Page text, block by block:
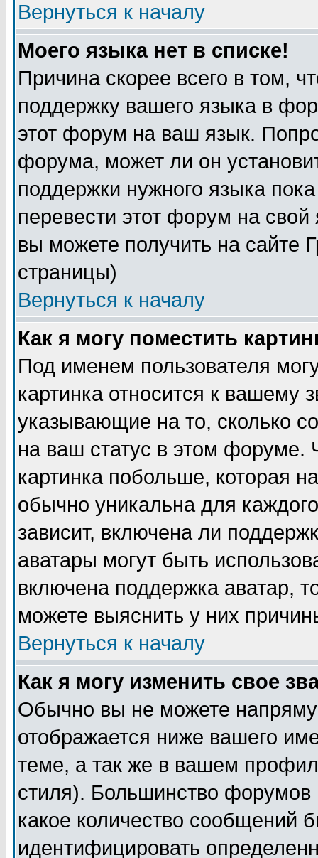
Вернуться к началу
Моего языка нет в списке!
Причина скорее всего в том,
поддержку вашего языка в
этот форум на ваш язык.
форума, может ли он
поддержки нужного языка
перевести этот форум на
вы можете получить на сайте
страницы)
Вернуться к началу
Как я могу поместить
Под именем пользователя
картинка относится к вашему
указывающие на то, сколько
на ваш статус в этом форуме.
картинка побольше, которая
обычно уникальна для
зависит, включена ли
аватары могут быть
включена поддержка аватар,
можете выяснить у них
Вернуться к началу
Как я могу изменить свое
Обычно вы не можете
отображается ниже вашего
теме, а так же в вашем
стиля). Большинство форумов
какое количество сообщений
идентифицировать